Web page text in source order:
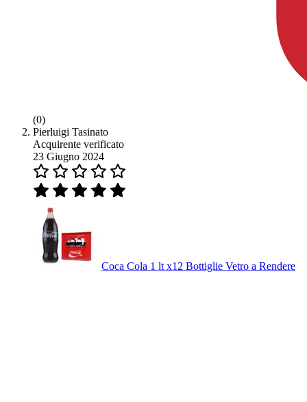
(0)
Pierluigi Tasinato
Acquirente verificato
23 Giugno 2024
Coca Cola 1 lt x12 Bottiglie Vetro a Rendere